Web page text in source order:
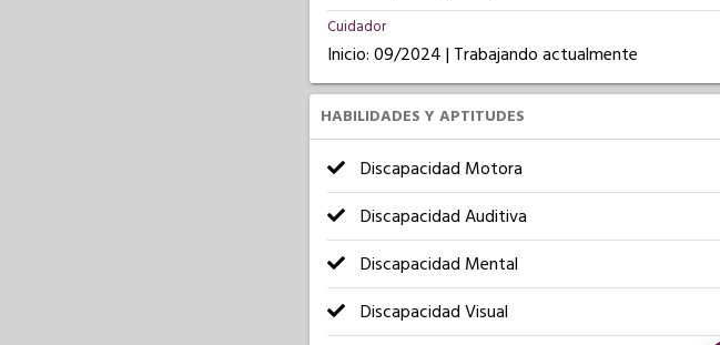
Cuidador
Inicio: 09/2024 | Trabajando actualmente
HABILIDADES Y APTITUDES
Discapacidad Motora
Discapacidad Auditiva
Discapacidad Mental
Discapacidad Visual